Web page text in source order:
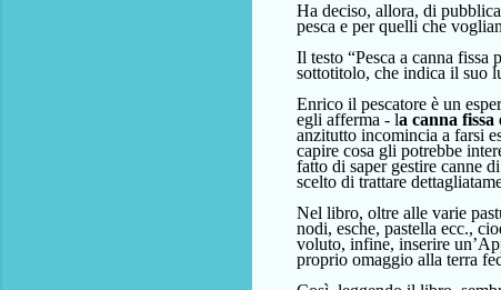
Ha deciso, allora, di
pesca e perquelli che voglia
Il testo “Pesca a canna fissa
sottotitolo, che indica il suo
Enrico il pescatore è un
egli afferma - la canna fissa
anzitutto incomincia a farsi
capire cosa gli potrebbe
fatto di saper gestire canne
scelto di trattare
Nel libro, oltre alle varie
nodi, esche, pastella ecc.,
voluto, infine, inserire
proprio omaggio alla terra